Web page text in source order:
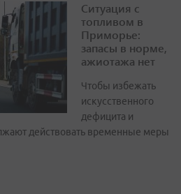
Ситуация с
топливом в
Приморье:
запасы в норме,
ажиотажа нет
Чтобы избежать
искусственного
дефицита и
действовать временные меры